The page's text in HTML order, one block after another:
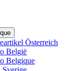
Österreich
België
Belgique